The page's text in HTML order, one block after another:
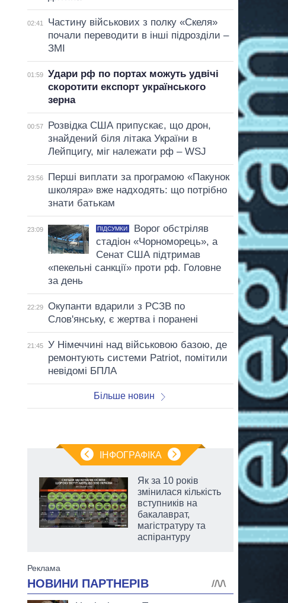
02:41
Частину військових з полку «Скеля»
почали переводити в інші підрозділи –
ЗМІ
01:59
Удари рф по портах можуть удвічі
скоротити експорт українського
зерна
00:57
Розвідка США припускає, що дрон,
знайдений біля літака України в
Лейпцигу, міг належати рф – WSJ
23:56
Перші виплати за програмою «Пакунок
школяра» вже надходять: що потрібно
знати батькам
23:09 ПІДСУМКИ
Ворог обстріляв
стадіон «Чорноморець», а
Сенат США підтримав
«пекельні санкції» проти рф. Головне
за день
22:29
Окупанти вдарили з РСЗВ по
Слов'янську, є жертва і поранені
21:45
У Німеччині над військовою базою, де
ремонтують системи Patriot, помітили
невідомі БПЛА
Більше новин
ІНФОГРАФІКА
Як за 10 років
змінилася кількість
вступників на
бакалаврат,
магістратуру та
аспірантуру